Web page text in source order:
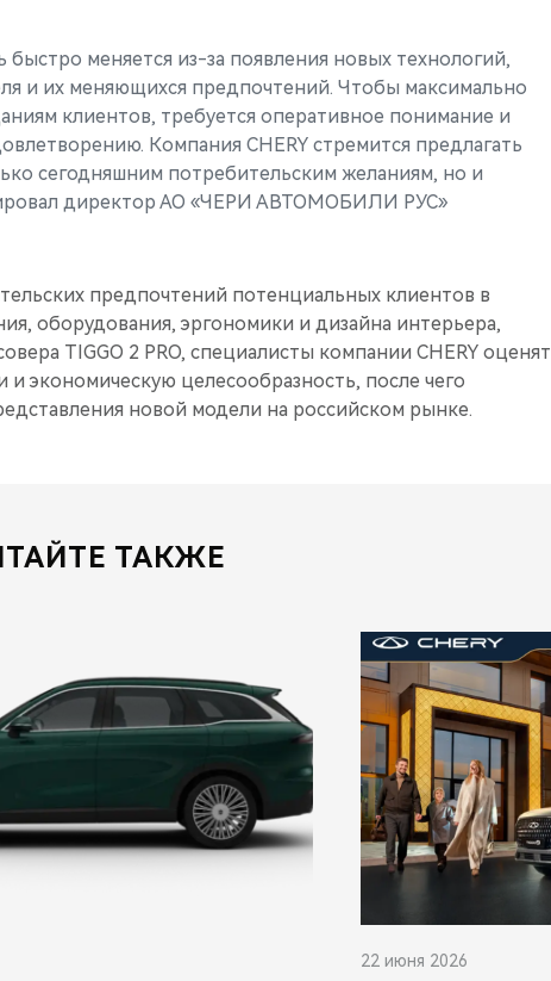
меняется из-за появления новых технологий,
и их меняющихся предпочтений. Чтобы максимально
клиентов, требуется оперативное понимание и
Компания CHERY стремится предлагать
сегодняшним потребительским желаниям, но и
директор АО «ЧЕРИ АВТОМОБИЛИ РУС»
предпочтений потенциальных клиентов в
оборудования, эргономики и дизайна интерьера,
TIGGO 2 PRO, специалисты компании CHERY оценят
экономическую целесообразность, после чего
новой модели на российском рынке.
ТАКЖЕ
22 июня 2026